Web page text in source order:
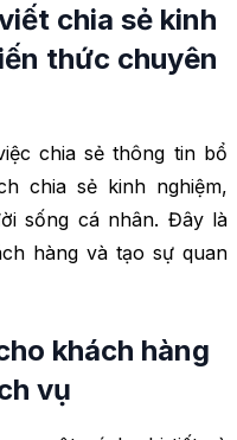
chia sẻ kinh
thức chuyên
chia sẻ thông tin bổ
chia sẻ kinh nghiệm,
sống cá nhân. Đây là
hàng và tạo sự quan
khách hàng
vụ